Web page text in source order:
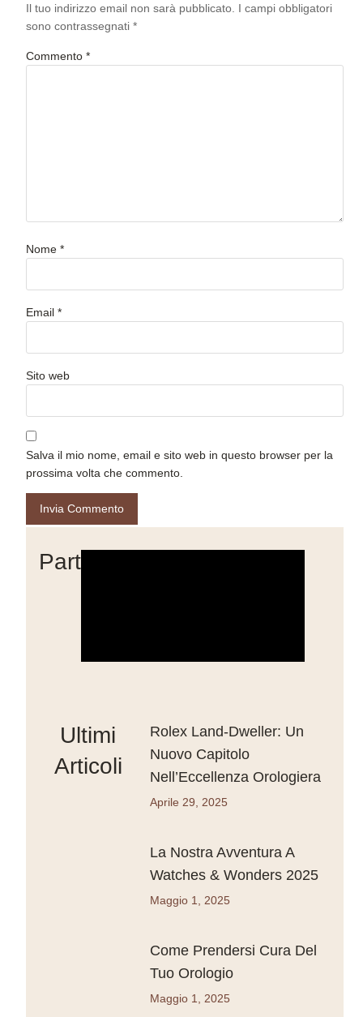
Il tuo indirizzo email non sarà pubblicato. I campi obbligatori
sono contrassegnati *
Commento *
Nome *
Email *
Sito web
Salva il mio nome, email e sito web in questo browser per la
prossima volta che commento.
Partner
Ultimi
Articoli
Rolex Land-Dweller: Un
Nuovo Capitolo
Nell’Eccellenza Orologiera
Aprile 29, 2025
La Nostra Avventura A
Watches & Wonders 2025
Maggio 1, 2025
Come Prendersi Cura Del
Tuo Orologio
Maggio 1, 2025